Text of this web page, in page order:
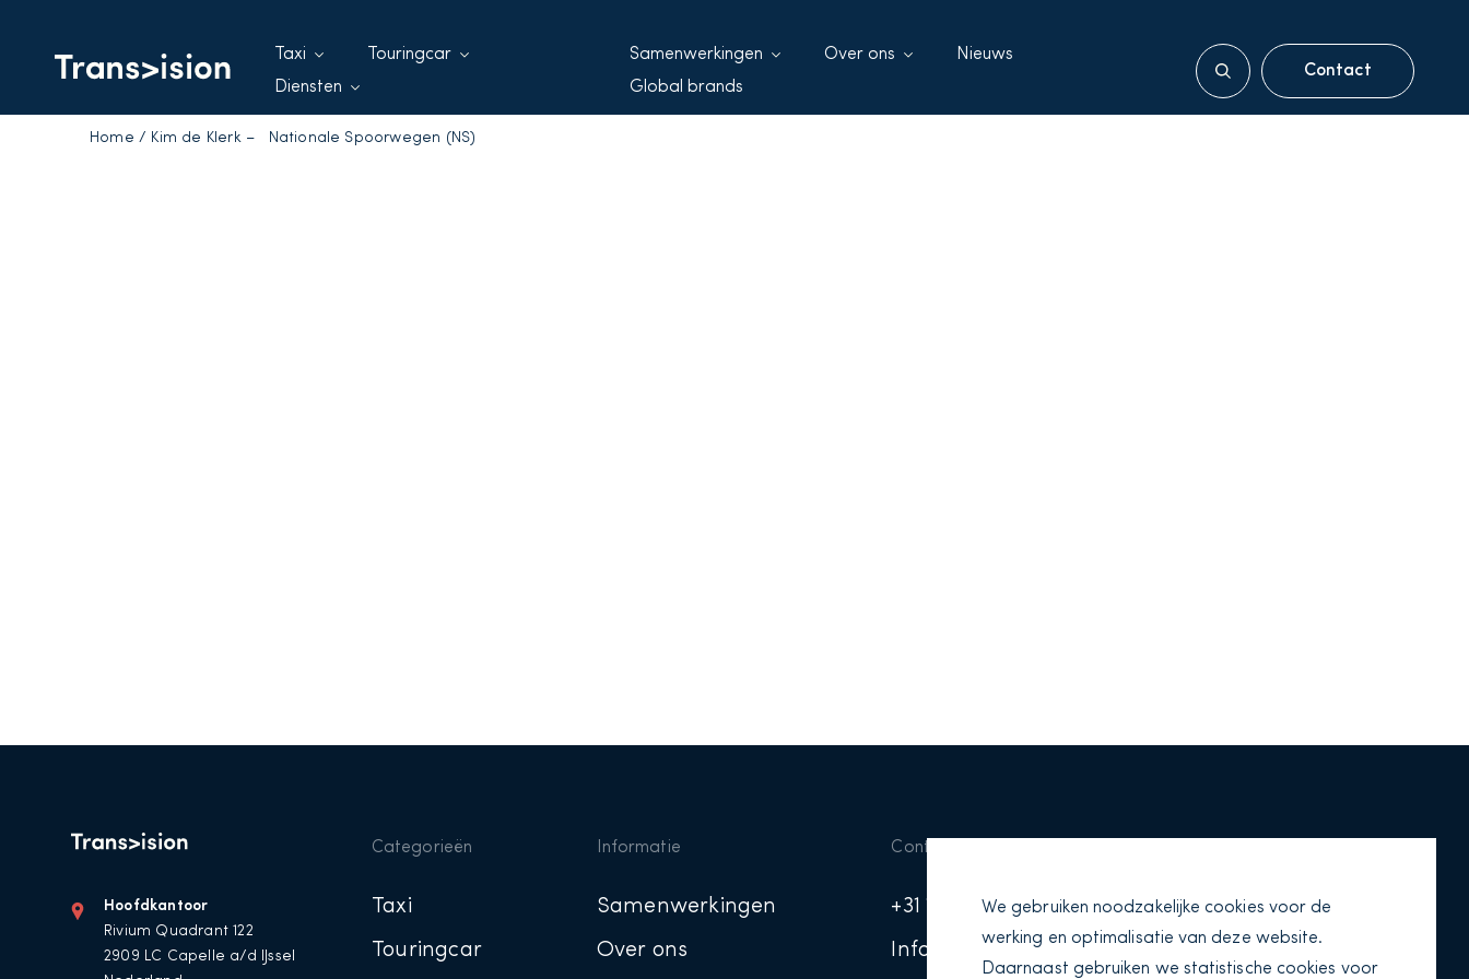
Taxi
Touringcar
Diensten
Samenwerkingen Over ons
Nieuws
Global brands
Contact
Home / Kim de Klerk – Nationale Spoorwegen (NS)
Hoofdkantoor
Rivium Quadrant 122
2909 LC Capelle a/d IJssel
Categorieën
Taxi
Touringcar
Informatie
Samenwerkingen
Over ons
Contact
+31 10 303 56 00
Info@transvision.nl
We gebruiken noodzakelijke cookies voor de
werking en optimalisatie van deze website.
Daarnaast gebruiken we statistische cookies voor